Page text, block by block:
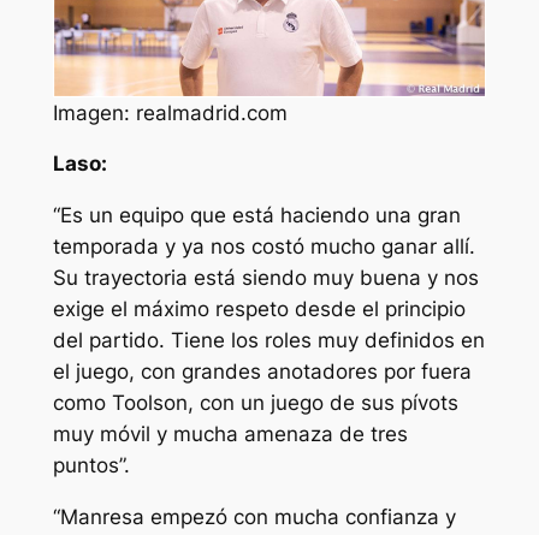
Imagen: realmadrid.com
Laso:
“Es un equipo que está haciendo una gran
temporada y ya nos costó mucho ganar allí.
Su trayectoria está siendo muy buena y nos
exige el máximo respeto desde el principio
del partido. Tiene los roles muy definidos en
el juego, con grandes anotadores por fuera
como Toolson, con un juego de sus pívots
muy móvil y mucha amenaza de tres
puntos”.
“Manresa empezó con mucha confianza y